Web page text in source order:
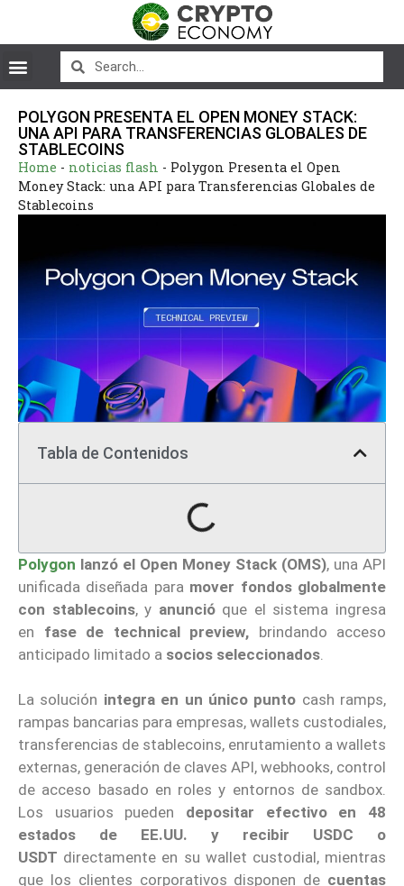
POLYGON PRESENTA EL OPEN MONEY STACK:
UNA API PARA TRANSFERENCIAS GLOBALES DE
STABLECOINS
Home - noticias flash - Polygon Presenta el Open
Money Stack: una API para Transferencias Globales de
Stablecoins
Tabla de Contenidos
Polygon lanzó el Open Money Stack (OMS), una API
unificada diseñada para mover fondos globalmente
con stablecoins, y anunció que el sistema ingresa
en fase de technical preview, brindando acceso
anticipado limitado a socios seleccionados
La solución integra en un único punto cash ramps,
rampas bancarias para empresas, wallets custodiales,
transferencias de stablecoins, enrutamiento a wallets
externas, generación de claves API, webhooks, control
de acceso basado en roles y entornos de sandbox.
Los usuarios pueden depositar efectivo en 48
estados de EE.UU. y recibir USDC o
USDT directamente en su wallet custodial, mientras
que los clientes corporativos disponen de cuentas